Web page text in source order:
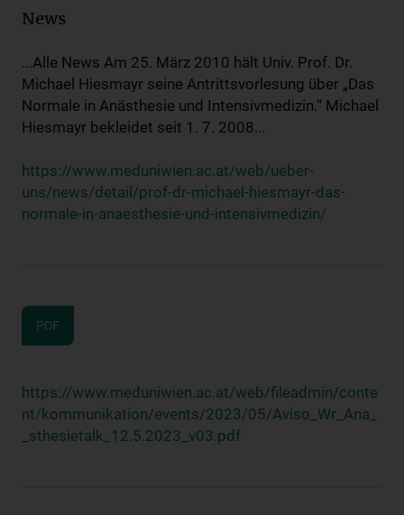
News
...Alle News Am 25. März 2010 hält Univ. Prof. Dr.
Michael Hiesmayr seine Antrittsvorlesung über „Das
Normale in Anästhesie und Intensivmedizin.“ Michael
Hiesmayr bekleidet seit 1. 7. 2008...
https://www.meduniwien.ac.at/web/ueber-
uns/news/detail/prof-dr-michael-hiesmayr-das-
normale-in-anaesthesie-und-intensivmedizin/
PDF
https://www.meduniwien.ac.at/web/fileadmin/conte
nt/kommunikation/events/2023/05/Aviso_Wr_Ana_
_sthesietalk_12.5.2023_v03.pdf